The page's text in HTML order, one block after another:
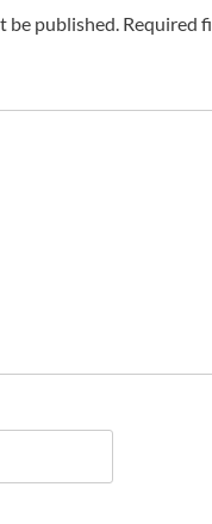
be published. Required